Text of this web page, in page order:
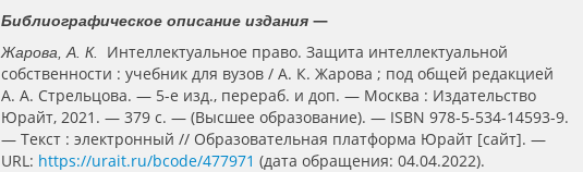
Библиографическое описание издания —
Жарова, А. К.
Интеллектуальное право. Защита интеллектуальной
собственности : учебник для вузов / А. К. Жарова ; под общей редакцией
А. А. Стрельцова. — 5-е изд., перераб. и доп. — Москва : Издательство
Юрайт, 2021. — 379 с. — (Высшее образование). — ISBN 978-5-534-14593-9.
— Текст : электронный // Образовательная платформа Юрайт [сайт]. —
URL: https://urait.ru/bcode/477971 (дата обращения: 04.04.2022).